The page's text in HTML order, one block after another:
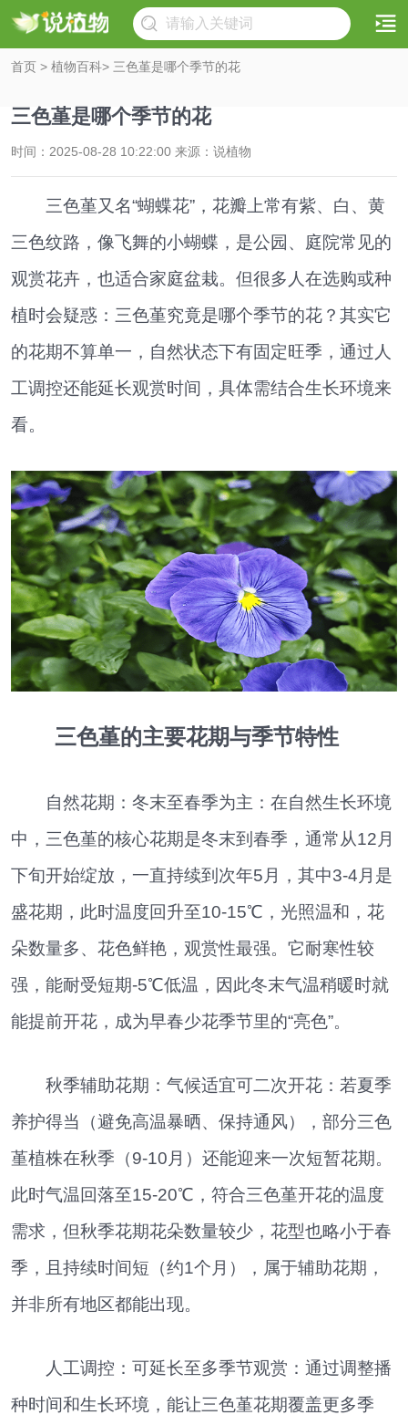
首页 > 植物百科> 三色堇是哪个季节的花
三色堇是哪个季节的花
时间：2025-08-28 10:22:00 来源：说植物
三色堇又名“蝴蝶花”，花瓣上常有紫、白、黄
三色纹路，像飞舞的小蝴蝶，是公园、庭院常见的
观赏花卉，也适合家庭盆栽。但很多人在选购或种
植时会疑惑：三色堇究竟是哪个季节的花？其实它
的花期不算单一，自然状态下有固定旺季，通过人
工调控还能延长观赏时间，具体需结合生长环境来
看。
三色堇的主要花期与季节特性
自然花期：冬末至春季为主：在自然生长环境
中，三色堇的核心花期是冬末到春季，通常从12月
下旬开始绽放，一直持续到次年5月，其中3-4月是
盛花期，此时温度回升至10-15℃，光照温和，花
朵数量多、花色鲜艳，观赏性最强。它耐寒性较
强，能耐受短期-5℃低温，因此冬末气温稍暖时就
能提前开花，成为早春少花季节里的“亮色”。
秋季辅助花期：气候适宜可二次开花：若夏季
养护得当（避免高温暴晒、保持通风），部分三色
堇植株在秋季（9-10月）还能迎来一次短暂花期。
此时气温回落至15-20℃，符合三色堇开花的温度
需求，但秋季花期花朵数量较少，花型也略小于春
季，且持续时间短（约1个月），属于辅助花期，
并非所有地区都能出现。
人工调控：可延长至多季节观赏：通过调整播
种时间和生长环境，能让三色堇花期覆盖更多季